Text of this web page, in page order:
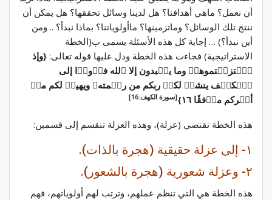
أن نعمل؟ ماهي أهدافنا؟ هل لدينا وسائل تحققها؟ هل يمكن أن
ننتج تلك الوسائل؟ وماتزمينها؟ ماأولوياتنا؟ بماذا نبدأ؟ .. ومن
أين نبدأ؟) … إجابة كل هذه الأسئلة يسمى ب(الخطة
الاستراتيجية) فجاءت هذه الخطة ودل عليها قوله تعالى: {وإذ
ٱعۡتزلۡتموهمۡ وما يعۡبدون إلا ٱلله فأۡوۥٓا إلى
ٱلۡكهۡف ينشرۡ لكمۡ ربكم من رحۡمتهۦ ويهيئۡ لكم منۡ
أمۡركم مرۡفقٗا ١٦}
[سورة الكهف:16]
هذه الخطة تقتضي (عزلة)، وهذه العزلة تنقسم إلى قسمين:
١- إلى عزلة حقيقية (هجرة بالذات).
٢- وعزلة شعورية (هجرة بالشعور).
هذه الخطة هي التي تنظم عملهم، وترتب لهم أولوياتهم، فهم